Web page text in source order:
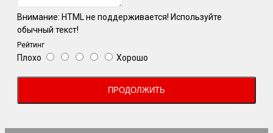
Внимание: HTML не поддерживается! Используйте
обычный текст!
Рейтинг
Плохо Хорошо
ПРОДОЛЖИТЬ